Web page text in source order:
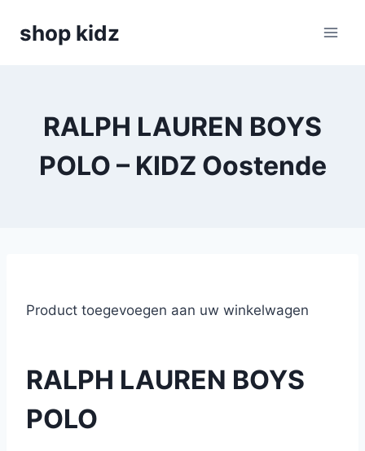
shop kidz
RALPH LAUREN BOYS
POLO – KIDZ Oostende
Product toegevoegen aan uw winkelwagen
RALPH LAUREN BOYS
POLO